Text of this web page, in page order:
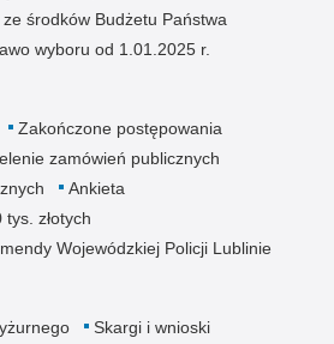
środków Budżetu Państwa
wyboru od 1.01.2025 r.
Zakończone postępowania
zamówień publicznych
Ankieta
złotych
Wojewódzkiej Policji Lublinie
Skargi i wnioski